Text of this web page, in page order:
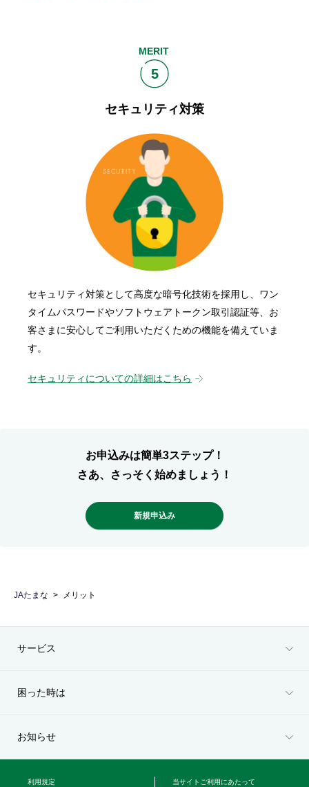
MERIT
5
セキュリティ対策
セキュリティ対策として高度な暗号化技術を採用し、ワン
タイムパスワードやソフトウェアトークン取引認証等、お
客さまに安心してご利用いただくための機能を備えていま
す。
セキュリティについての詳細はこちら
お申込みは簡単3ステップ！
さあ、さっそく始めましょう！
新規申込み
JAたまな メリット
サービス
困った時は
お知らせ
利用規定 当サイトご利用にあたって